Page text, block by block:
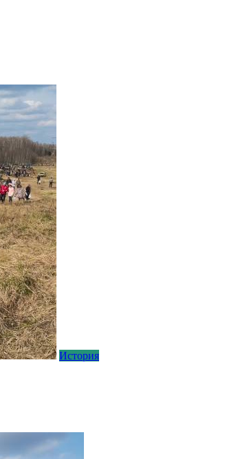
История